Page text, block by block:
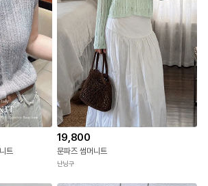
트
19,800
문파즈 썸머니트
난닝구